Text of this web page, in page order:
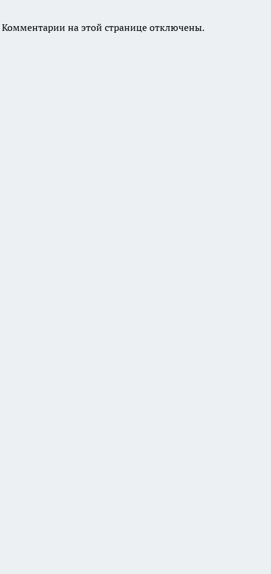
Комментарии на этой странице отключены.